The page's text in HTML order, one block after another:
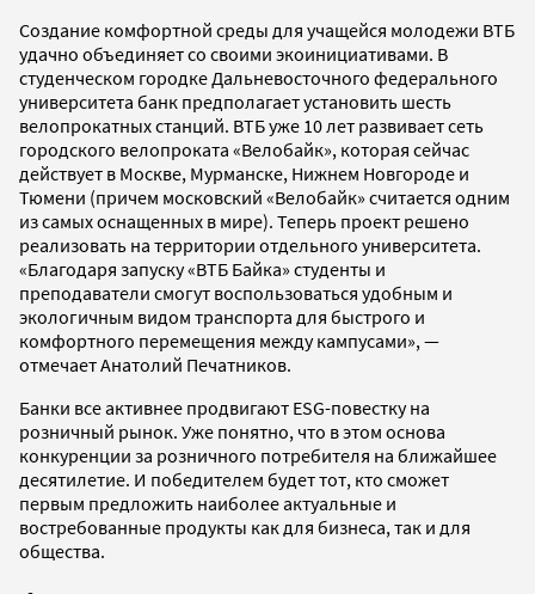
Создание комфортной среды для учащейся молодежи ВТБ
удачно объединяет со своими экоинициативами. В
студенческом городке Дальневосточного федерального
университета банк предполагает установить шесть
велопрокатных станций. ВТБ уже 10 лет развивает сеть
городского велопроката «Велобайк», которая сейчас
действует в Москве, Мурманске, Нижнем Новгороде и
Тюмени (причем московский «Велобайк» считается одним
из самых оснащенных в мире). Теперь проект решено
реализовать на территории отдельного университета.
«Благодаря запуску «ВТБ Байка» студенты и
преподаватели смогут воспользоваться удобным и
экологичным видом транспорта для быстрого и
комфортного перемещения между кампусами», —
отмечает Анатолий Печатников.
Банки все активнее продвигают ESG-повестку на
розничный рынок. Уже понятно, что в этом основа
конкуренции за розничного потребителя на ближайшее
десятилетие. И победителем будет тот, кто сможет
первым предложить наиболее актуальные и
востребованные продукты как для бизнеса, так и для
общества.